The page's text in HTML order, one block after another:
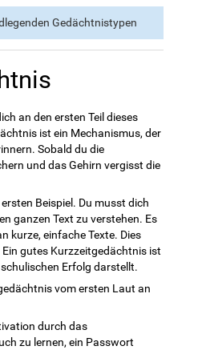
Gedächtnistypen
an den ersten Teil dieses
ist ein Mechanismus, der
Sobald du die
und das Gehirn vergisst die
Beispiel. Du musst dich
ganzen Text zu verstehen. Es
kurze, einfache Texte. Dies
gutes Kurzzeitgedächtnis ist
Erfolg darstellt.
vom ersten Laut an
durch das
zu lernen, ein Passwort